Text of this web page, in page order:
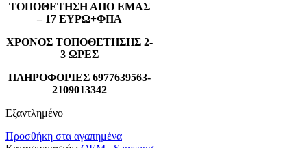
ΤΟΠΟΘΕΤΗΣΗ ΑΠΟ ΕΜΑΣ
– 17 ΕΥΡΩ+ΦΠΑ
ΧΡΟΝΟΣ ΤΟΠΟΘΕΤΗΣΗΣ 2-
3 ΩΡΕΣ
ΠΛΗΡΟΦΟΡΙΕΣ 6977639563-
2109013342
Εξαντλημένο
Προσθήκη στα αγαπημένα